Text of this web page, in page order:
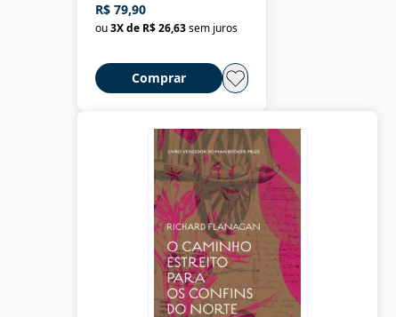
R$ 79,90
ou3X de R$ 26,63sem juros
Comprar